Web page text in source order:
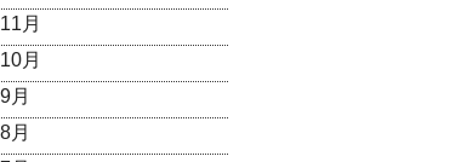
月
月
月
月